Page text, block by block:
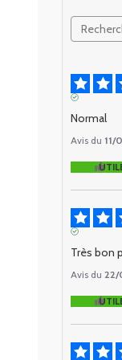
Normal
Avis du 11/
Très bon
Avis du 22/